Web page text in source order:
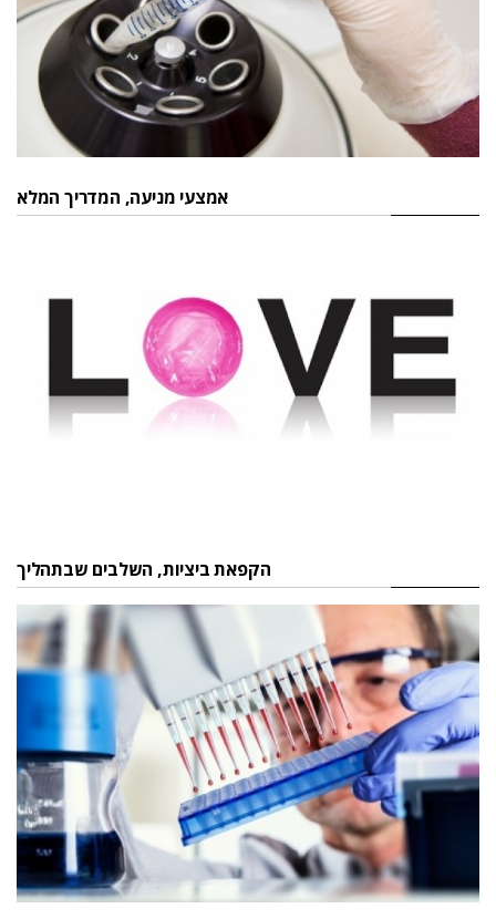
אמצעי מניעה, המדריך המלא
הקפאת ביציות, השלבים שבתהליך